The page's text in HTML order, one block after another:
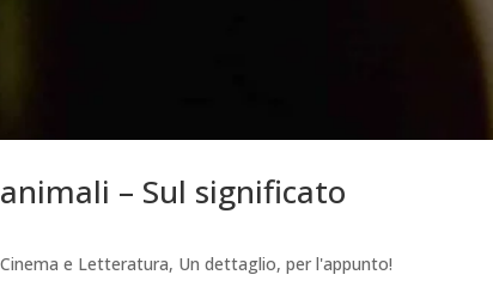
– Sul significato
Cinema e Letteratura, Un dettaglio, per l'appunto!